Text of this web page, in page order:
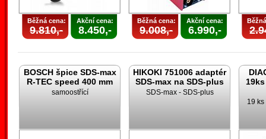
Běžná cena:
9.810,-
Akční cena:
8.450,-
Běžná cena:
9.008,-
Akční cena:
6.990,-
BOSCH špice SDS-max
R-TEC speed 400 mm
samoostřící
HIKOKI 751006 adaptér
SDS-max na SDS-plus
SDS-max - SDS-plus
19 ks